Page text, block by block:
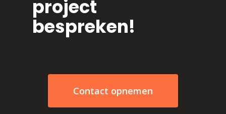
project
bespreken!
Contact opnemen